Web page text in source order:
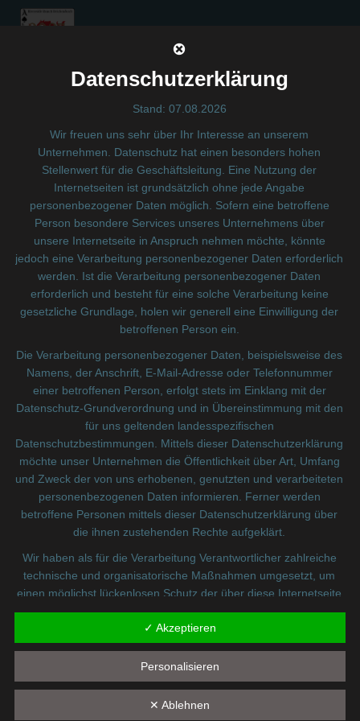
springen
byadmin onJanuar 6, 2026
Categories:
No Category
Tags: No Tag
Post
navigation
nächster Post
Bis jetzt keine Kommentare
Schreibe einen Kommentar
Deine E-Mail-Adresse wird nicht veröffentlicht.
Erforderliche Felder sind mit*markiert
Datenschutzerklärung
Stand: 07.08.2026
Wir freuen uns sehr über Ihr Interesse an unserem
Unternehmen. Datenschutz hat einen besonders hohen
Stellenwert für die Geschäftsleitung. Eine Nutzung der
Internetseiten ist grundsätzlich ohne jede Angabe
personenbezogener Daten möglich. Sofern eine betroffene
Person besondere Services unseres Unternehmens über
unsere Internetseite in Anspruch nehmen möchte, könnte
jedoch eine Verarbeitung personenbezogener Daten erforderlich
werden. Ist die Verarbeitung personenbezogener Daten
erforderlich und besteht für eine solche Verarbeitung keine
gesetzliche Grundlage, holen wir generell eine Einwilligung der
betroffenen Person ein.
Die Verarbeitung personenbezogener Daten, beispielsweise des
Namens, der Anschrift, E-Mail-Adresse oder Telefonnummer
einer betroffenen Person, erfolgt stets im Einklang mit der
Datenschutz-Grundverordnung und in Übereinstimmung mit den
für uns geltenden landesspezifischen
Datenschutzbestimmungen. Mittels dieser Datenschutzerklärung
möchte unser Unternehmen die Öffentlichkeit über Art, Umfang
und Zweck der von uns erhobenen, genutzten und verarbeiteten
personenbezogenen Daten informieren. Ferner werden
betroffene Personen mittels dieser Datenschutzerklärung über
die ihnen zustehenden Rechte aufgeklärt.
Wir haben als für die Verarbeitung Verantwortlicher zahlreiche
technische und organisatorische Maßnahmen umgesetzt, um
einen möglichst lückenlosen Schutz der über diese Internetseite
verarbeiteten personenbezogenen Daten sicherzustellen.
Dennoch können Internetbasierte Datenübertragungen
grundsätzlich Sicherheitslücken aufweisen, sodass ein absoluter
Schutz nicht gewährleistet werden kann. Aus diesem Grund
steht es jeder betroffenen Person frei, personenbezogene
Daten auch auf alternativen Wegen, beispielsweise telefonisch,
an uns zu übermitteln.
✓ Akzeptieren
Personalisieren
✕ Ablehnen